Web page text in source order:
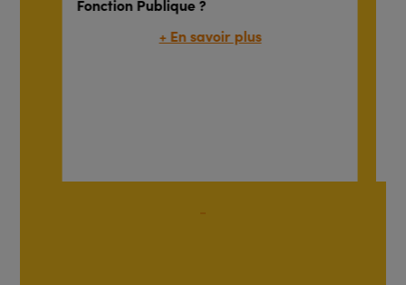
Fonction Publique ?
+ En savoir plus